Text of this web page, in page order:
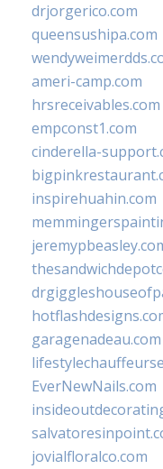
drjorgerico.com
queensushipa.com
ameri-camp.com
hrsreceivables.com
empconst1.com
cinderella-
inspirehuahin.com
garagenadeau.com
EverNewNails.com
jovialfloralco.com